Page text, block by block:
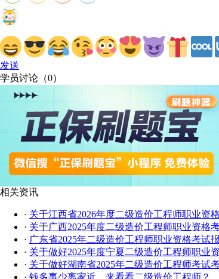
发送
学员讨论（0）
相关资讯
· 关于江西省2026年度二级造价工程师职业资
· 关于广西2025年度二级造价工程师职业资格
· 广东省2025年二级造价工程师职业资格考试
· 关于做好2025年度宁夏二级造价工程师职业
· 关于做好湖南省2025年二级造价工程师考试
· 钱多事少离家近，来看看二级造价工程师？